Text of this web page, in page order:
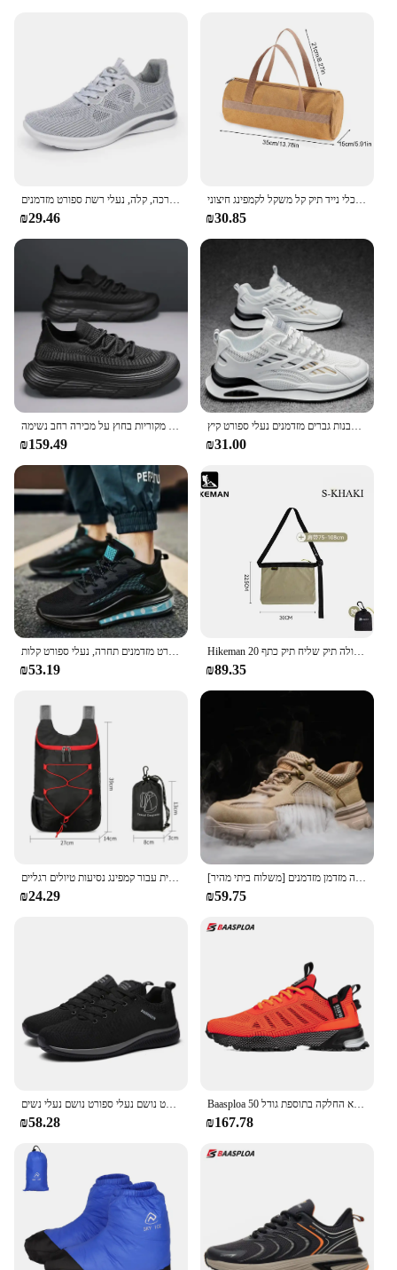
₪29.46
כלי קמפינג תיק אחסון גדול קיבולת גדולה גליל אוהל תיק כף יד כלי נייד תיק קל משקל לקמפינג חיצוני
₪30.85
₪159.49 ₪31.00
נעלי ריצה לגברים, נעלי ספורט מזדמנים תחרה, נעלי ספורט קלות
₪53.19
Hikeman חיצונית תיק הליכה רגליים משקל ארוך קיבולת גדולה תיק שליח תיק כתף 20d עמיד למים טיפוס הרים
₪89.35
תיק גב קיפול חיצוני צפיפות גבוהה משקל ניילון עמיד למים בד ניילון ספורט שקית רב תכליתית עבור קמפינג נסיעות טיולים רגליים
₪24.29
[משלוח ביתי מהיר] קיץ חם קל משקל נעלי עבודה אופנה מזדמן מזדמנים
₪59.75
גברים לרוץ נעלי ספורט מזדמנים נעלי ספורט נושם נעלי ספורט נושם נעלי נשים Size38-48
₪58.28
Baasploa גברים נעלי ספורט רשת נשיפה נעלי ספורט לגברים אופנתיות קלות משקל מזדמנים ללא החלקה בתוספת גודל 50
₪167.78